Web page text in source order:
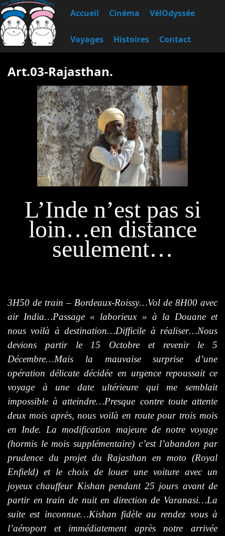
Accueil Cinéma VélOdyssée
Voyages Histoires Contact
Art.03-Rajasthan.
L’Inde n’est pas si
loin…en distance
seulement…
3H50 de train – Bordeaux-Roissy…Vol de 8H00 avec
air India…Passage « laborieux » à la Douane et
nous voilà à destination…Difficile à réaliser…Nous
devions partir le 15 Octobre et revenir le 5
Décembre…Mais la mauvaise surprise d’une
opération délicate décidée en urgence repoussait ce
voyage à une date ultérieure qui me semblait
impossible à atteindre…Presque contre toute attente
deux mois après, nous voilà en route pour trois mois
en Inde. La modification majeure de notre voyage
(hormis le mois supplémentaire) c’est l’abandon par
prudence du projet du Rajasthan en moto (Royal
Enfield) et le choix de louer une voiture avec un
joyeux chauffeur Kishan pendant 25 jours avant de
partir en train de nuit en direction de Varanasi…La
suite est inconnue…Kishan fidèle au rendez vous à
l’aéroport et immédiatement après notre arrivée